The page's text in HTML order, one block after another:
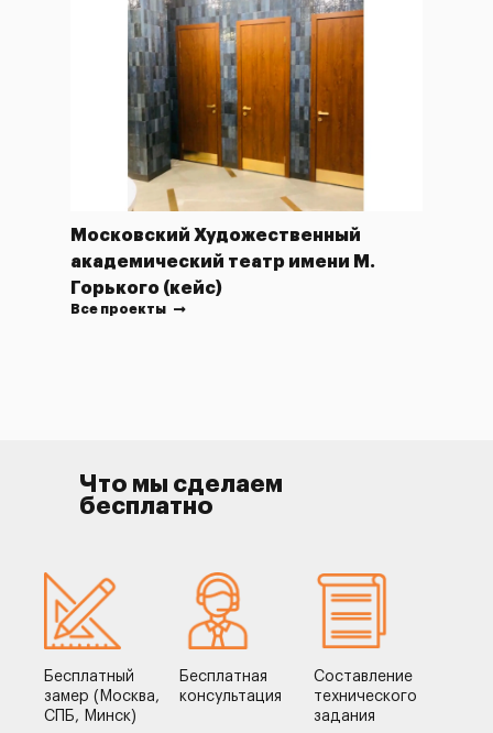
Московский Художественный
академический театр имени М.
Горького (кейс)
Все проекты
Что мы сделаем
бесплатно
Бесплатный
замер (Москва,
СПБ, Минск)
Бесплатная
консультация
Составление
технического
задания